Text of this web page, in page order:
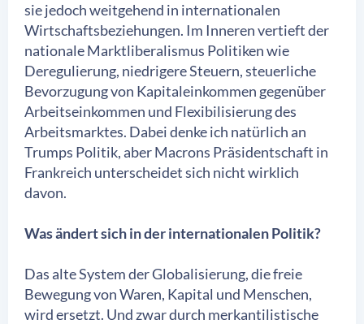
sie jedoch weitgehend in internationalen
Wirtschaftsbeziehungen. Im Inneren vertieft der
nationale Marktliberalismus Politiken wie
Deregulierung, niedrigere Steuern, steuerliche
Bevorzugung von Kapitaleinkommen gegenüber
Arbeitseinkommen und Flexibilisierung des
Arbeitsmarktes. Dabei denke ich natürlich an
Trumps Politik, aber Macrons Präsidentschaft in
Frankreich unterscheidet sich nicht wirklich
davon.
Was ändert sich in der internationalen Politik?
Das alte System der Globalisierung, die freie
Bewegung von Waren, Kapital und Menschen,
wird ersetzt. Und zwar durch merkantilistische